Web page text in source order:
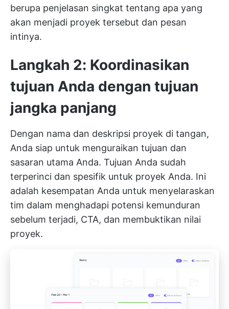
berupa penjelasan singkat tentang apa yang
akan menjadi proyek tersebut dan pesan
intinya.
Langkah 2: Koordinasikan
tujuan Anda dengan tujuan
jangka panjang
Dengan nama dan deskripsi proyek di tangan,
Anda siap untuk menguraikan tujuan dan
sasaran utama Anda. Tujuan Anda sudah
terperinci dan spesifik untuk proyek Anda. Ini
adalah kesempatan Anda untuk menyelaraskan
tim dalam menghadapi potensi kemunduran
sebelum terjadi, CTA, dan membuktikan nilai
proyek.